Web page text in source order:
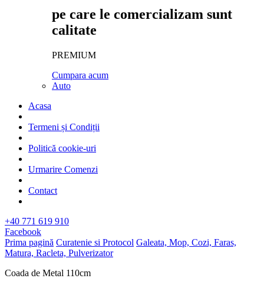
pe care le comercializam sunt
calitate
PREMIUM
Cumpara acum
Auto
Acasa
Termeni și Condiții
Politică cookie-uri
Urmarire Comenzi
Contact
+40 771 619 910
Facebook
Prima pagină Curatenie si Protocol Galeata, Mop, Cozi, Faras,
Matura, Racleta, Pulverizator
Coada de Metal 110cm